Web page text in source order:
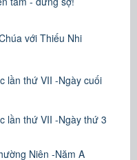
với Thiếu Nhi
lần thứ VII -Ngày cuối
lần thứ VII -Ngày thứ 3
Niên -Năm A